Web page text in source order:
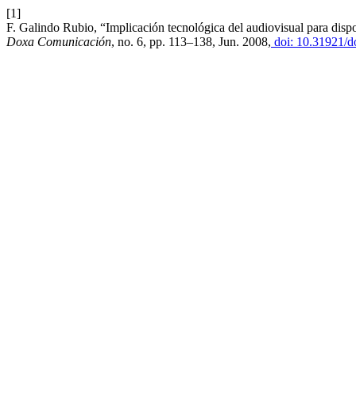
[1]
F. Galindo Rubio, “Implicación tecnológica del audiovisual para
Doxa Comunicación, no. 6, pp. 113–138, Jun. 2008, doi: 10.31921/